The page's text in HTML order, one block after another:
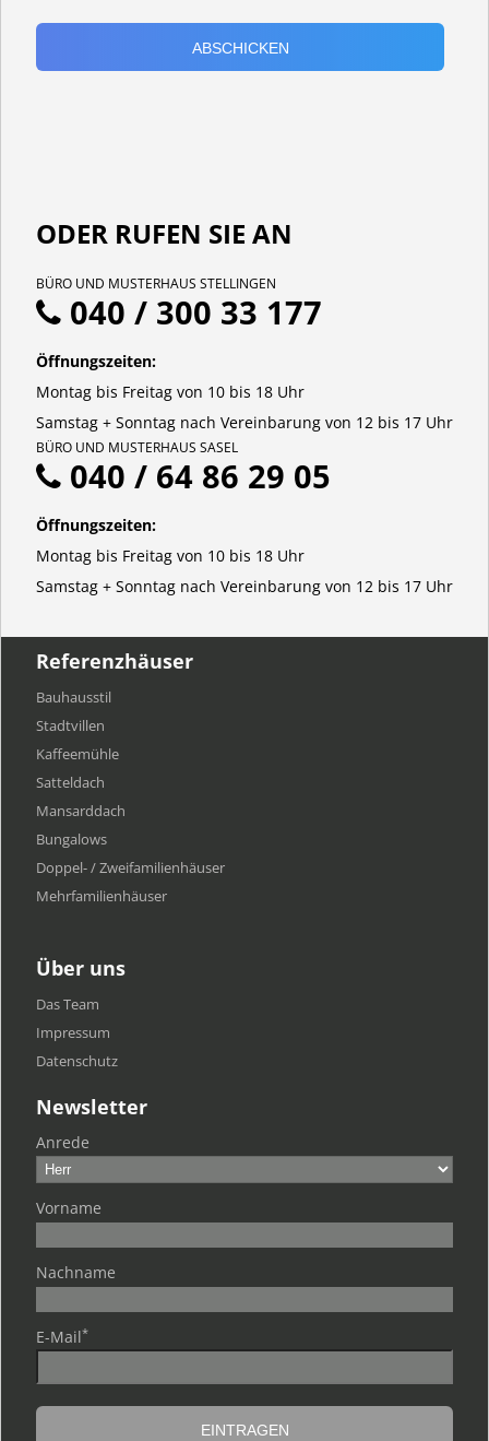
ODER RUFEN SIE AN
BÜRO UND MUSTERHAUS STELLINGEN
040 / 300 33 177
Öffnungszeiten:
Montag bis Freitag von 10 bis 18 Uhr
Samstag + Sonntag nach Vereinbarung von 12 bis 17 Uhr
BÜRO UND MUSTERHAUS SASEL
040 / 64 86 29 05
Öffnungszeiten:
Montag bis Freitag von 10 bis 18 Uhr
Samstag + Sonntag nach Vereinbarung von 12 bis 17 Uhr
Referenzhäuser
Bauhausstil
Stadtvillen
Kaffeemühle
Satteldach
Mansarddach
Bungalows
Doppel- / Zweifamilienhäuser
Mehrfamilien​häuser
Über uns
Das Team
Impressum
Datenschutz
Newsletter
Anrede
Vorname
Nachname
E-Mail*